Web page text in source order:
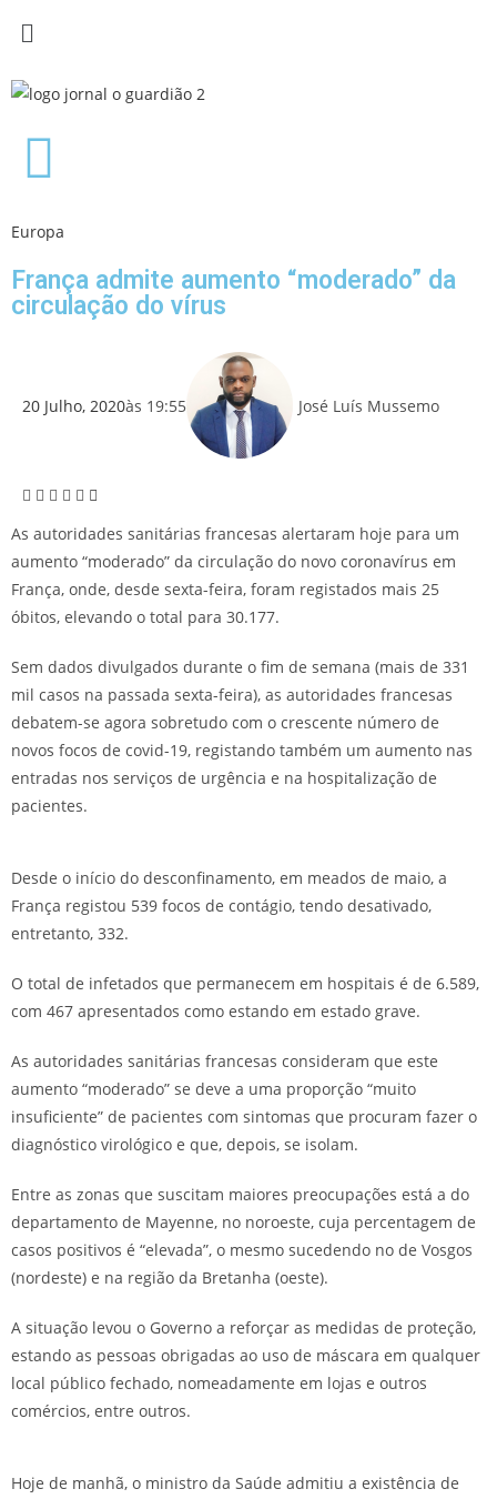
Europa
França admite aumento “moderado” da
circulação do vírus
20 Julho, 2020às 19:55 José Luís Mussemo
As autoridades sanitárias francesas alertaram hoje para um
aumento “moderado” da circulação do novo coronavírus em
França, onde, desde sexta-feira, foram registados mais 25
óbitos, elevando o total para 30.177.
Sem dados divulgados durante o fim de semana (mais de 331
mil casos na passada sexta-feira), as autoridades francesas
debatem-se agora sobretudo com o crescente número de
novos focos de covid-19, registando também um aumento nas
entradas nos serviços de urgência e na hospitalização de
pacientes.
Desde o início do desconfinamento, em meados de maio, a
França registou 539 focos de contágio, tendo desativado,
entretanto, 332.
O total de infetados que permanecem em hospitais é de 6.589,
com 467 apresentados como estando em estado grave.
As autoridades sanitárias francesas consideram que este
aumento “moderado” se deve a uma proporção “muito
insuficiente” de pacientes com sintomas que procuram fazer o
diagnóstico virológico e que, depois, se isolam.
Entre as zonas que suscitam maiores preocupações está a do
departamento de Mayenne, no noroeste, cuja percentagem de
casos positivos é “elevada”, o mesmo sucedendo no de Vosgos
(nordeste) e na região da Bretanha (oeste).
A situação levou o Governo a reforçar as medidas de proteção,
estando as pessoas obrigadas ao uso de máscara em qualquer
local público fechado, nomeadamente em lojas e outros
comércios, entre outros.
Hoje de manhã, o ministro da Saúde admitiu a existência de